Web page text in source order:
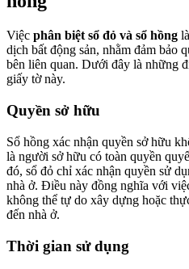
Việc phân biệt sổ đỏ và sổ hồng
dịch bất động sản, nhằm đảm bảo
bên liên quan. Dưới đây là những
giấy tờ này.
Quyền sở hữu
Sổ hồng xác nhận quyền sở hữu
là người sở hữu có toàn quyền
đó, sổ đỏ chỉ xác nhận quyền sử
nhà ở. Điều này đồng nghĩa với
không thể tự do xây dựng hoặc
đến nhà ở.
Thời gian sử dụng